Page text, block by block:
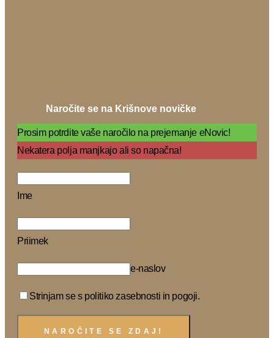
Naročite se na Krišnove novičke
Prosim potrdite vaše naročilo na prejemanje eNovic!
Nekatera polja manjkajo ali so napačna!
Ime
Priimek
e-naslov
Strinjam se s politiko zasebnosti in pogoji.